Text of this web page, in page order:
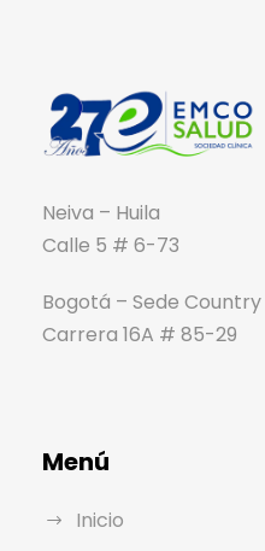
Neiva – Huila
Calle 5 # 6-73
Bogotá – Sede Country
Carrera 16A # 85-29
Menú
Inicio